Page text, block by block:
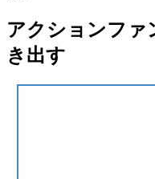
アクションファ
き出す